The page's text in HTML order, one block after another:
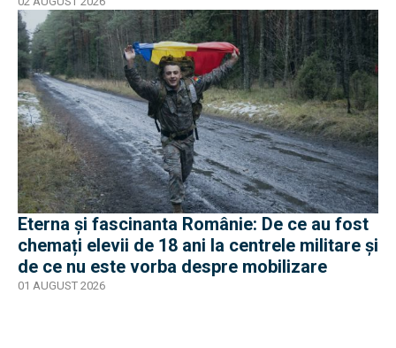
Eterna și fascinanta Românie: De ce au fost
chemați elevii de 18 ani la centrele militare și
de ce nu este vorba despre mobilizare
01 AUGUST 2026